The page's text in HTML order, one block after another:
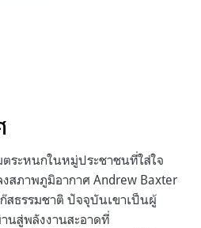
ระหนกในหมู่ประชาชนที่ใส่ใจ
สภาพภูมิอากาศ Andrew Baxter
ธรรมชาติ ปัจจุบันเขาเป็นผู้
นสู่พลังงานสะอาดที่